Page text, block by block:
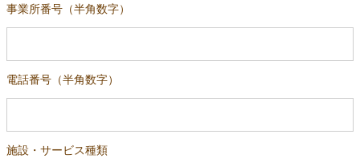
事業所番号（半角数字）
電話番号（半角数字）
施設・サービス種類